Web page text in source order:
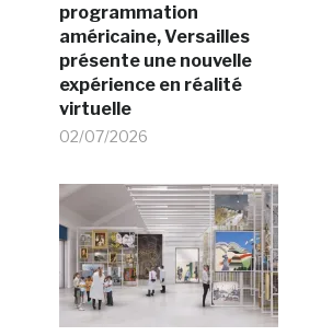
programmation
américaine, Versailles
présente une nouvelle
expérience en réalité
virtuelle
02/07/2026